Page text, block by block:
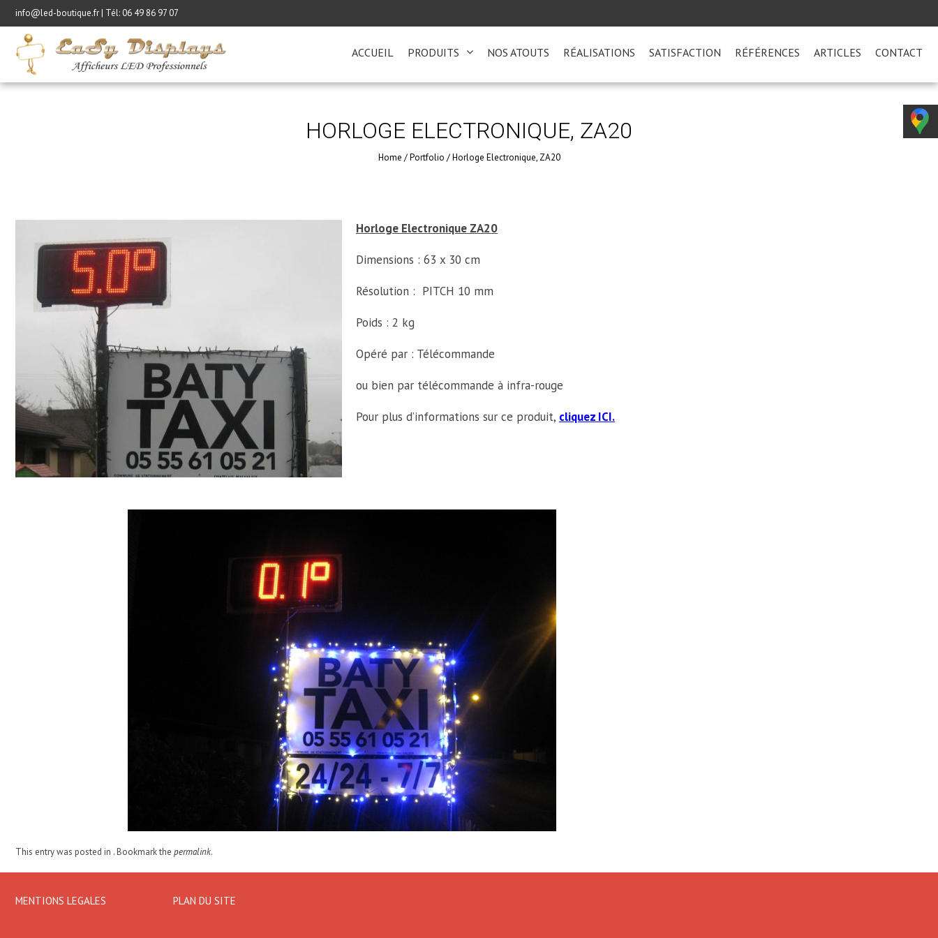
info@led-boutique.fr | Tél: 06 49 86 97 07
ACCUEIL PRODUITS NOS ATOUTS RÉALISATIONS SATISFACTION RÉFÉRENCES ARTICLES CONTACT
HORLOGE ELECTRONIQUE, ZA20
Home /Portfolio /Horloge Electronique, ZA20
Horloge Electronique ZA20
Dimensions : 63 x 30 cm
Résolution : PITCH 10 mm
Poids : 2 kg
Opéré par : Télécommande
ou bien par télécommande à infra-rouge
Pour plus d’informations sur ce produit, cliquez ICI.
This entry was posted in . Bookmark the permalink.
MENTIONS LEGALES PLAN DU SITE